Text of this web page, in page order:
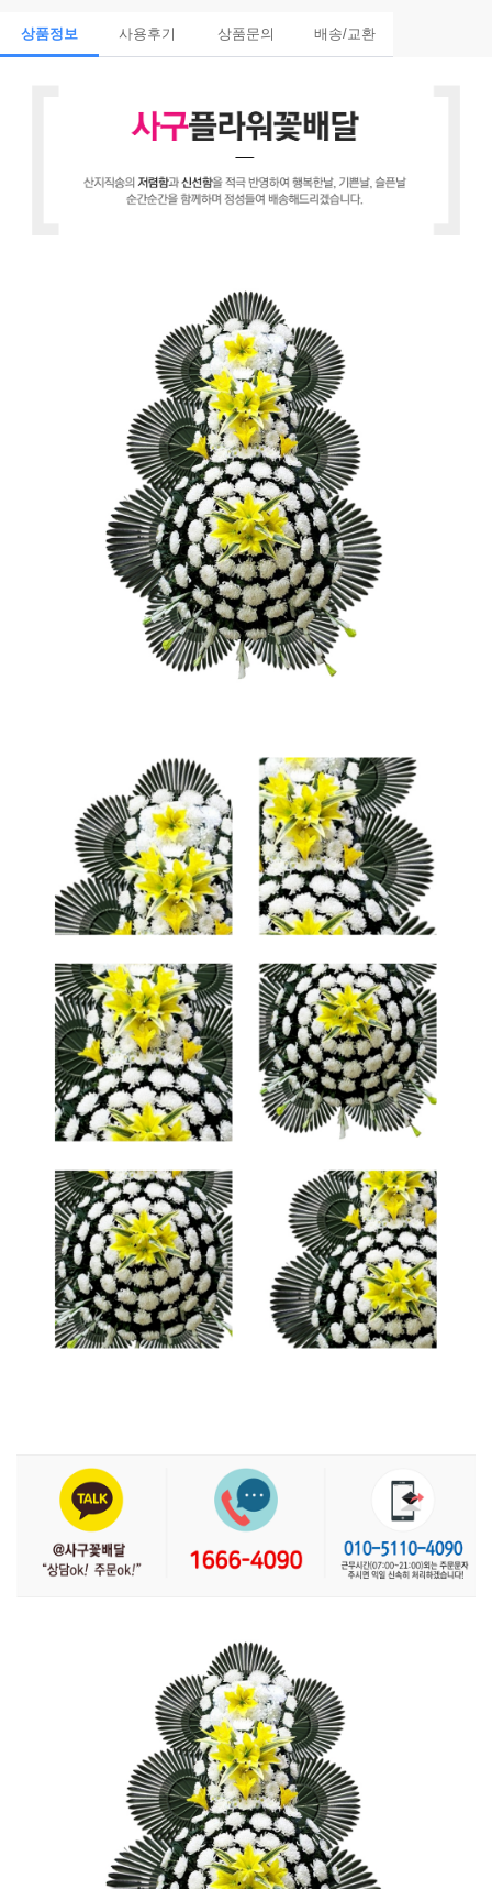
상품정보 사용후기 상품문의 배송/교환